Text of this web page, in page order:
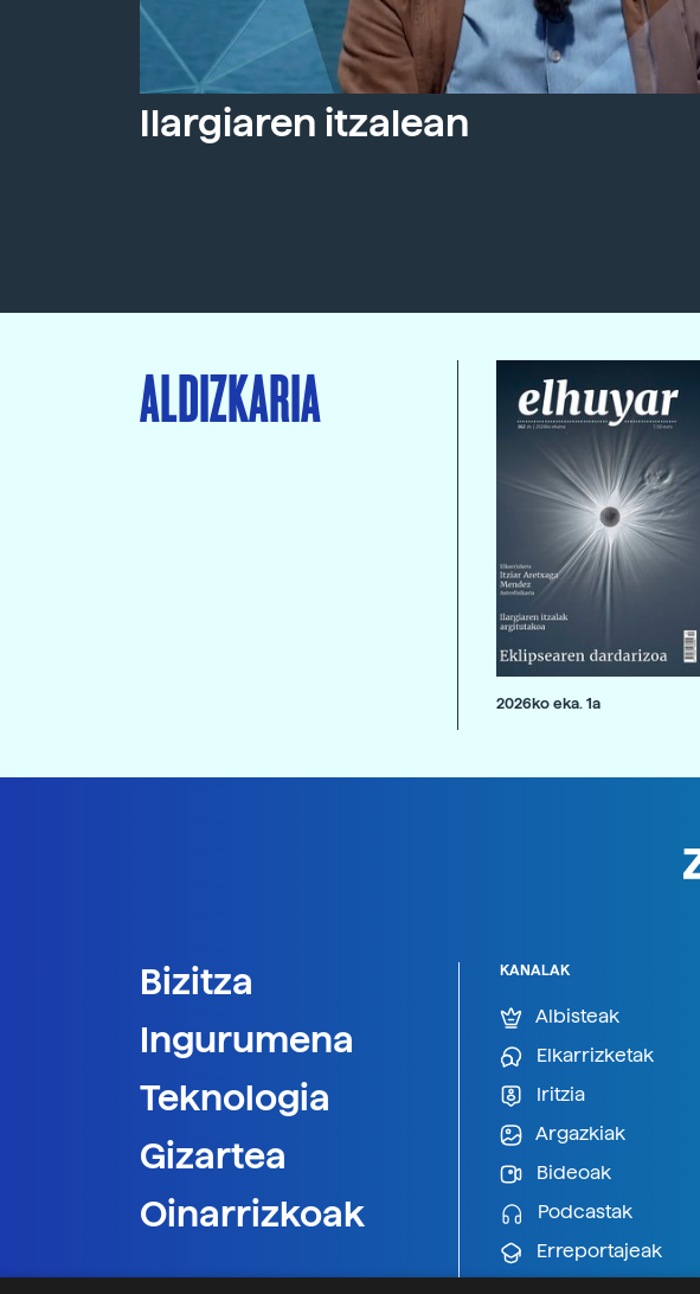
Ilargiaren itzalean
ALDIZKARIA
2026ko eka. 1a
Bizitza
Ingurumena
Teknologia
Gizartea
Oinarrizkoak
KANALAK
Albisteak
Elkarrizketak
Iritzia
Argazkiak
Bideoak
Podcastak
Erreportajeak